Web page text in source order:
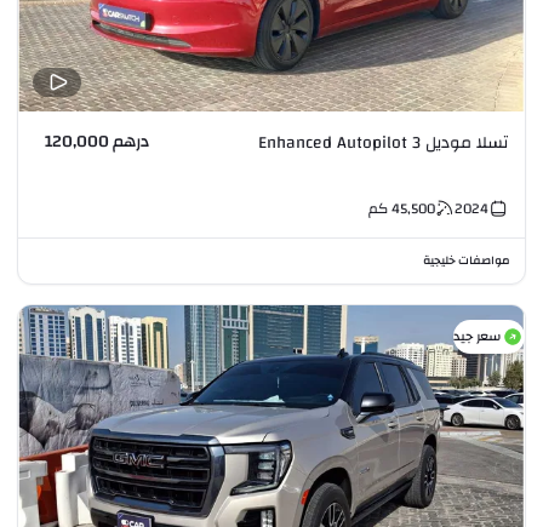
تسلا موديل 3 Enhanced Autopilot درهم 120,000
2024
45,500كم
مواصفات خليجية
سعر جيد